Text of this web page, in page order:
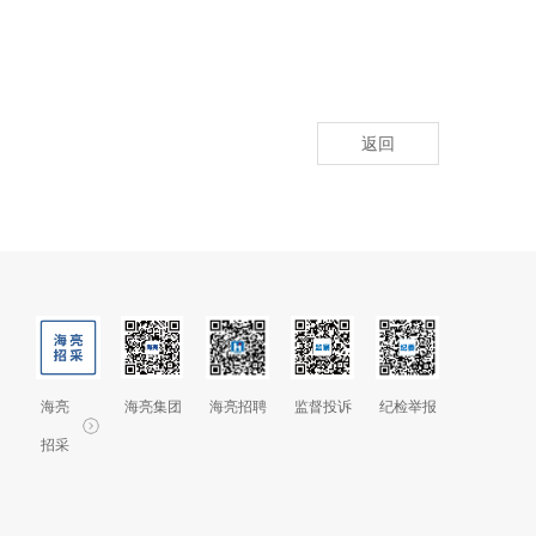
返回
海亮
招采
海亮集团 海亮招聘 监督投诉 纪检举报